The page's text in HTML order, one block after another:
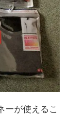
ーが使えるこ